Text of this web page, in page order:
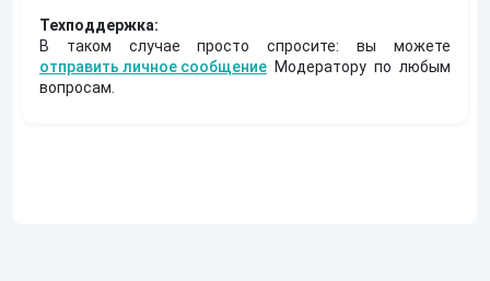
Техподдержка:
В таком случае просто спросите: вы можете
отправить личное сообщение Модератору по любым
вопросам.